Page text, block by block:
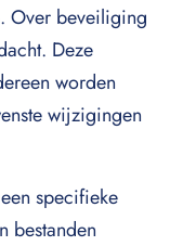
Over beveiliging
Deze
worden
wijzigingen
specifieke
bestanden